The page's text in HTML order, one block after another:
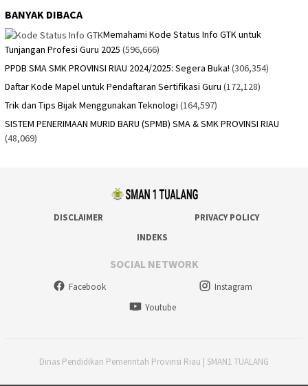
BANYAK DIBACA
Memahami Kode Status Info GTK untuk
Tunjangan Profesi Guru 2025 (596,666)
PPDB SMA SMK PROVINSI RIAU 2024/2025: Segera Buka! (306,354)
Daftar Kode Mapel untuk Pendaftaran Sertifikasi Guru (172,128)
Trik dan Tips Bijak Menggunakan Teknologi (164,597)
SISTEM PENERIMAAN MURID BARU (SPMB) SMA & SMK PROVINSI RIAU
(48,069)
DISCLAIMER
PRIVACY POLICY
INDEKS
SOCIAL NETWORK
Facebook
Instagram
Youtube
Dinas Pendidikan Pemerintah Provinsi Riau | SMAN1 TUALANG